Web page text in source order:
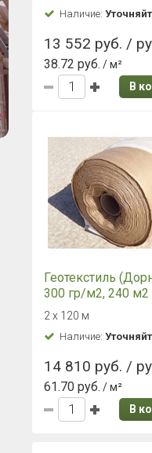
Наличие:
13 552 руб. /
38.72 руб. / м²
В
Геотекстиль
300 гр/м2, 240 м2
2 х 120 м
Наличие:
14 810 руб. /
61.70 руб. / м²
В